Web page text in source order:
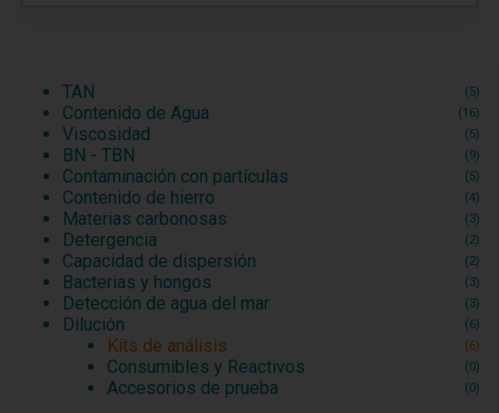
TAN (5)
Contenido de Agua (16)
Viscosidad (5)
BN - TBN (9)
Contaminación con partículas (5)
Contenido de hierro (4)
Materias carbonosas (3)
Detergencia (2)
Capacidad de dispersión (2)
Bacterias y hongos (3)
Detección de agua del mar (3)
Dilución (6)
Kits de análisis (6)
Consumibles y Reactivos (0)
Accesorios de prueba (0)